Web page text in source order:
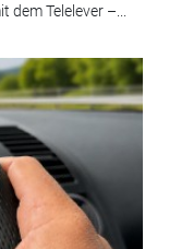
Telelever –...